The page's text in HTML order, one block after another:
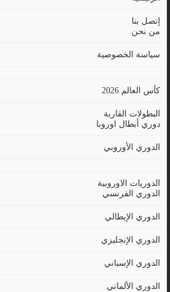
إتصل بنا
من نحن
سياسة الخصوصية
كأس العالم 2026
البطولات القارية
دوري أبطال اوروبا
الدوري الأوروبي
الدوريات الاوروبية
الدوري الفرنسي
الدوري الإيطالي
الدوري الإنجليزي
الدوري الإسباني
الدوري الألماني